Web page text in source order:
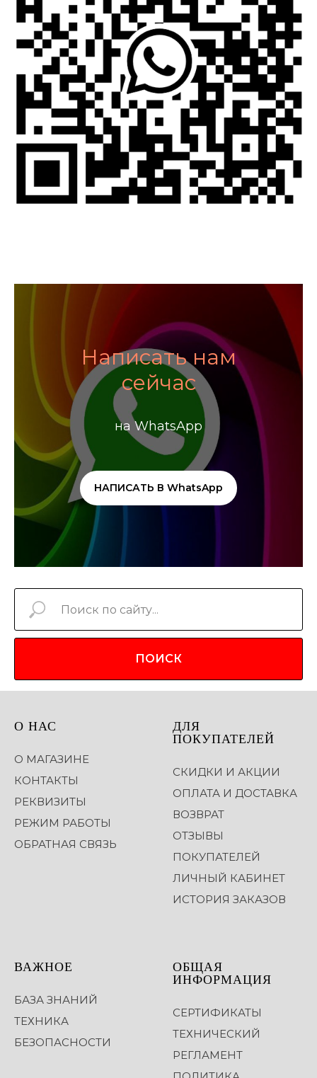
Написать нам
сейчас
на WhatsApp
НАПИСАТЬ В WhatsApp
ПОИСК
О НАС
О МАГАЗИНЕ
КОНТАКТЫ
РЕКВИЗИТЫ
РЕЖИМ РАБОТЫ
ОБРАТНАЯ СВЯЗЬ
ДЛЯ
ПОКУПАТЕЛЕЙ
СКИДКИ И АКЦИИ
ОПЛАТА И ДОСТАВКА
ВОЗВРАТ
ОТЗЫВЫ
ПОКУПАТЕЛЕЙ
ЛИЧНЫЙ КАБИНЕТ
ИСТОРИЯ ЗАКАЗОВ
ВАЖНОЕ
БАЗА ЗНАНИЙ
ТЕХНИКА
БЕЗОПАСНОСТИ
ОБЩАЯ
ИНФОРМАЦИЯ
СЕРТИФИКАТЫ
ТЕХНИЧЕСКИЙ
РЕГЛАМЕНТ